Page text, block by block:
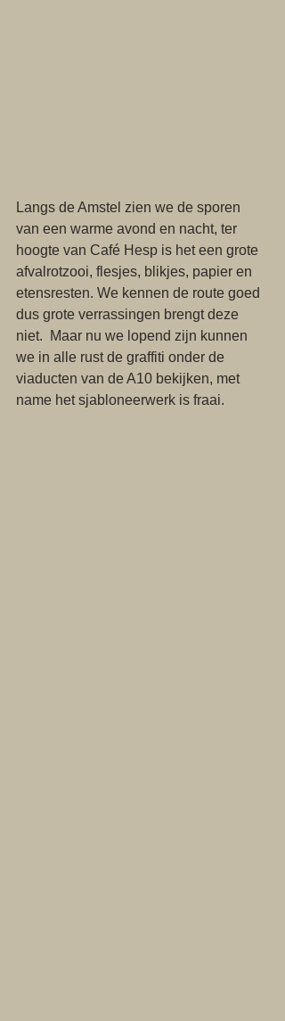
Langs de Amstel zien we de sporen
van een warme avond en nacht, ter
hoogte van Café Hesp is het een grote
afvalrotzooi, flesjes, blikjes, papier en
etensresten. We kennen de route goed
dus grote verrassingen brengt deze
niet.  Maar nu we lopend zijn kunnen
we in alle rust de graffiti onder de
viaducten van de A10 bekijken, met
name het sjabloneerwerk is fraai.